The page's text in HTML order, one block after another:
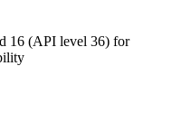
16 (API level 36) for